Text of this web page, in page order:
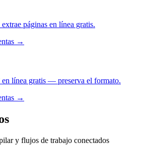
páginas en línea gratis.
→
línea gratis — preserva el formato.
→
y flujos de trabajo conectados